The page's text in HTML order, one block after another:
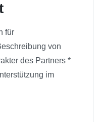
für
von
des Partners *
im